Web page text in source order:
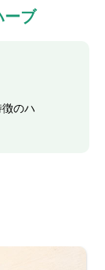
ーブ
のハ